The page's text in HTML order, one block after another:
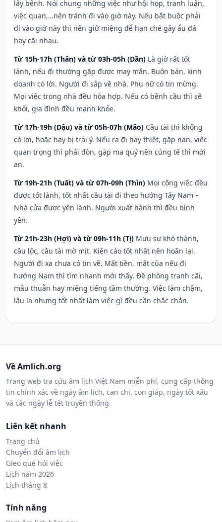
lây bệnh. Nói chung những việc như hội họp, tranh luận,
việc quan,…nên tránh đi vào giờ này. Nếu bắt buộc phải
đi vào giờ này thì nên giữ miệng để hạn ché gây ẩu đả
hay cãi nhau.
Từ 15h-17h (Thân) và từ 03h-05h (Dần) Là giờ rất tốt
lành, nếu đi thường gặp được may mắn. Buôn bán, kinh
doanh có lời. Người đi sắp về nhà. Phụ nữ có tin mừng.
Mọi việc trong nhà đều hòa hợp. Nếu có bệnh cầu thì sẽ
khỏi, gia đình đều mạnh khỏe.
Từ 17h-19h (Dậu) và từ 05h-07h (Mão) Cầu tài thì không
có lợi, hoặc hay bị trái ý. Nếu ra đi hay thiệt, gặp nạn, việc
quan trọng thì phải đòn, gặp ma quỷ nên cúng tế thì mới
an.
Từ 19h-21h (Tuất) và từ 07h-09h (Thìn) Mọi công việc đều
được tốt lành, tốt nhất cầu tài đi theo hướng Tây Nam –
Nhà cửa được yên lành. Người xuất hành thì đều bình
yên.
Từ 21h-23h (Hợi) và từ 09h-11h (Tị) Mưu sự khó thành,
cầu lộc, cầu tài mờ mịt. Kiện cáo tốt nhất nên hoãn lại.
Người đi xa chưa có tin về. Mất tiền, mất của nếu đi
hướng Nam thì tìm nhanh mới thấy. Đề phòng tranh cãi,
mâu thuẫn hay miệng tiếng tầm thường. Việc làm chậm,
lâu la nhưng tốt nhất làm việc gì đều cần chắc chắn.
Về Amlich.org
Trang web tra cứu âm lịch Việt Nam miễn phí, cung cấp thông
tin chính xác về ngày âm lịch, can chi, con giáp, ngày tốt xấu
và các ngày lễ tết truyền thống.
Liên kết nhanh
Trang chủ
Chuyển đổi âm lịch
Gieo quẻ hỏi việc
Lịch năm 2026
Lịch tháng 8
Tính năng